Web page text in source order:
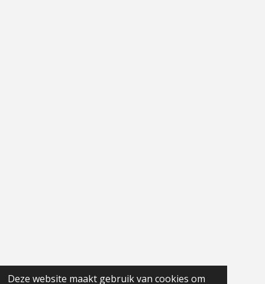
Deze website maakt gebruik van cookies om